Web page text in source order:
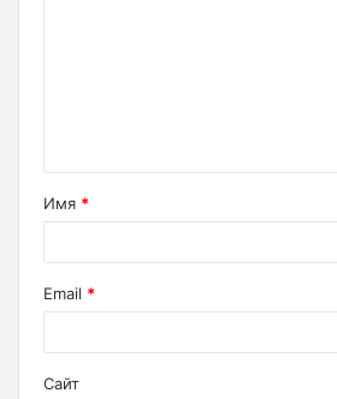
Имя *
Email *
Сайт